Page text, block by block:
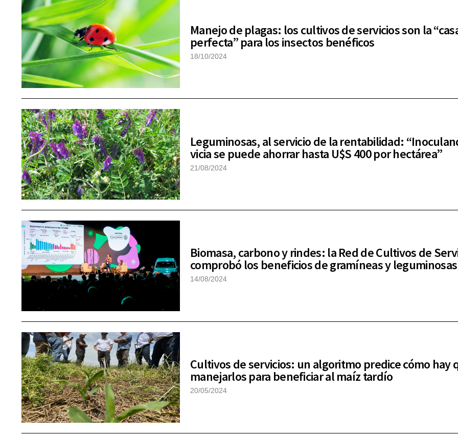
Manejo de plagas: los cultivos de servicios son la
perfecta” para los insectos benéficos
18/10/2024
Leguminosas, al servicio de la rentabilidad:
vicia se puede ahorrar hasta U$S 400 por hectárea”
21/08/2024
Biomasa, carbono y rindes: la Red de Cultivos de
comprobó los beneficios de gramíneas y leguminosas
14/08/2024
Cultivos de servicios: un algoritmo predice cómo hay
manejarlos para beneficiar al maíz tardío
20/05/2024